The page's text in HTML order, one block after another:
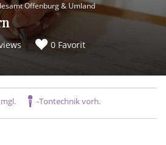
Offenburg & Umland
0 Favorit
-Tontechnik vorh.